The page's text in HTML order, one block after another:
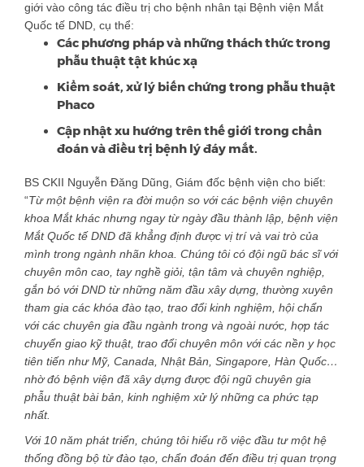
giới vào công tác điều trị cho bệnh nhân tại Bệnh viện Mắt
Quốc tế DND, cụ thể:
Các phương pháp và những thách thức trong
phẫu thuật tật khúc xạ
Kiểm soát, xử lý biến chứng trong phẫu thuật
Phaco
Cập nhật xu hướng trên thế giới trong chẩn
đoán và điều trị bệnh lý đáy mắt.
BS CKII Nguyễn Đăng Dũng, Giám đốc bệnh viện cho biết:
“Từ một bệnh viện ra đời muộn so với các bệnh viện chuyên
khoa Mắt khác nhưng ngay từ ngày đầu thành lập, bệnh viện
Mắt Quốc tế DND đã khẳng định được vị trí và vai trò của
mình trong ngành nhãn khoa. Chúng tôi có đội ngũ bác sĩ với
chuyên môn cao, tay nghề giỏi, tận tâm và chuyên nghiệp,
gắn bó với DND từ những năm đầu xây dựng, thường xuyên
tham gia các khóa đào tạo, trao đổi kinh nghiệm, hội chẩn
với các chuyên gia đầu ngành trong và ngoài nước, hợp tác
chuyển giao kỹ thuật, trao đổi chuyên môn với các nền y học
tiên tiến như Mỹ, Canada, Nhật Bản, Singapore, Hàn Quốc…
nhờ đó bệnh viện đã xây dựng được đội ngũ chuyên gia
phẫu thuật bài bản, kinh nghiệm xử lý những ca phức tạp
nhất.
Với 10 năm phát triển, chúng tôi hiểu rõ việc đầu tư một hệ
thống đồng bộ từ đào tạo, chẩn đoán đến điều trị quan trọng